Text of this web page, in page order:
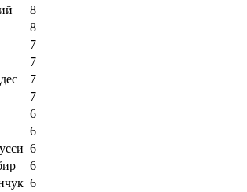
8
8
7
7
7
7
6
6
6
6
6